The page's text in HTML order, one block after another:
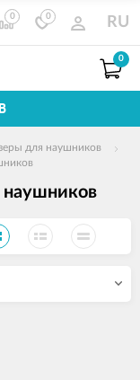
0 0 RU
0
для наушников